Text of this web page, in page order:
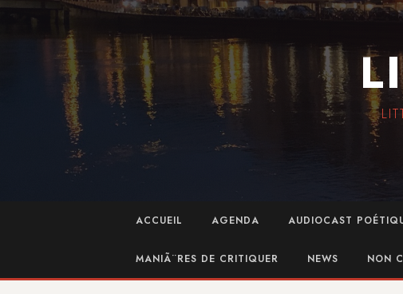
ACCUEIL AGENDA AUDIOCAST
MANIÃ¨RES DE CRITIQUER NEWS NON